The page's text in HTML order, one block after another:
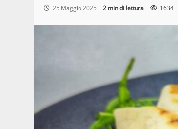
25 Maggio 2025 2 min di lettura 1634